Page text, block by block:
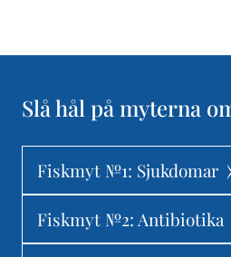
Slå hål på myterna
Fiskmyt №1: Sjukdomar
Fiskmyt №2: Antibiotika